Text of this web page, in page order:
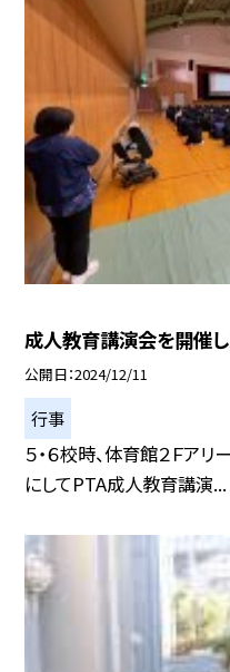
成人教育講演会を開催し
公開日 2024/12/11
行事
５・６校時、体育館２Ｆア
にしてPTA成人教育講演...